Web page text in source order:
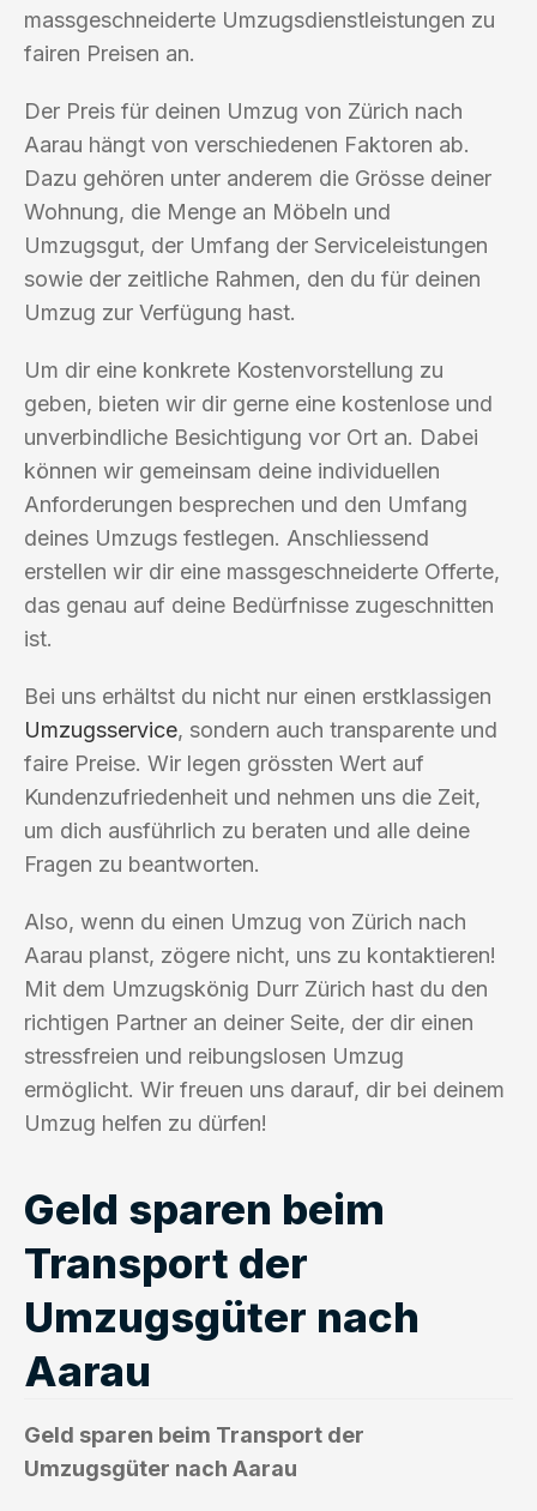
massgeschneiderte Umzugsdienstleistungen zu
fairen Preisen an.
Der Preis für deinen Umzug von Zürich nach
Aarau hängt von verschiedenen Faktoren ab.
Dazu gehören unter anderem die Grösse deiner
Wohnung, die Menge an Möbeln und
Umzugsgut, der Umfang der Serviceleistungen
sowie der zeitliche Rahmen, den du für deinen
Umzug zur Verfügung hast.
Um dir eine konkrete Kostenvorstellung zu
geben, bieten wir dir gerne eine kostenlose und
unverbindliche Besichtigung vor Ort an. Dabei
können wir gemeinsam deine individuellen
Anforderungen besprechen und den Umfang
deines Umzugs festlegen. Anschliessend
erstellen wir dir eine massgeschneiderte Offerte,
das genau auf deine Bedürfnisse zugeschnitten
ist.
Bei uns erhältst du nicht nur einen erstklassigen
Umzugsservice, sondern auch transparente und
faire Preise. Wir legen grössten Wert auf
Kundenzufriedenheit und nehmen uns die Zeit,
um dich ausführlich zu beraten und alle deine
Fragen zu beantworten.
Also, wenn du einen Umzug von Zürich nach
Aarau planst, zögere nicht, uns zu kontaktieren!
Mit dem Umzugskönig Durr Zürich hast du den
richtigen Partner an deiner Seite, der dir einen
stressfreien und reibungslosen Umzug
ermöglicht. Wir freuen uns darauf, dir bei deinem
Umzug helfen zu dürfen!
Geld sparen beim
Transport der
Umzugsgüter nach
Aarau
Geld sparen beim Transport der
Umzugsgüter nach Aarau